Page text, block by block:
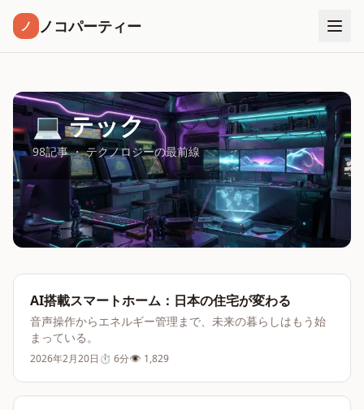
ノ ノコパーティー
💻 テック
98記事 ・ テクノロジーの最前線
AI搭載スマートホーム：日本の住宅が変わる
音声操作からエネルギー管理まで、未来の暮らしはもう始
まっている。
2026年2月20日 ⏱ 6分👁 1,829